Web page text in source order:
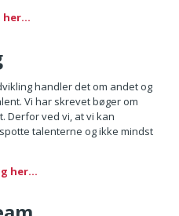
handler det om andet og
Vi har skrevet bøger om
Derfor ved vi, at vi kan
talenterne og ikke mindst
her...